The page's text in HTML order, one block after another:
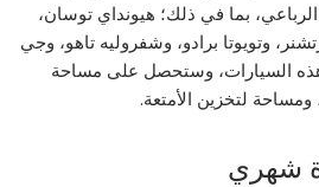
بما في ذلك؛ هيونداي توسان،
وتويوتا برادو، وشفروليه تاهو، وجي
السيارات، وستحصل على مساحة
لتخزين الأمتعة.
شهري